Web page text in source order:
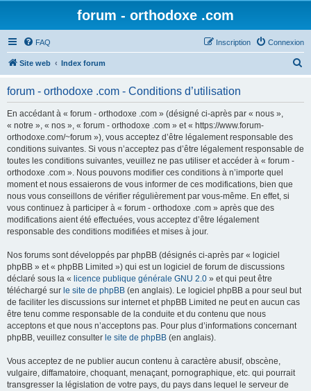
forum - orthodoxe .com
FAQ Connexion
Inscription
Site web Index forum
forum - orthodoxe .com - Conditions d’utilisation
En accédant à « forum - orthodoxe .com » (désigné ci-après par « nous »,
« notre », « nos », « forum - orthodoxe .com » et « https://www.forum-
orthodoxe.com/~forum »), vous acceptez d’être légalement responsable des
conditions suivantes. Si vous n’acceptez pas d’être légalement responsable de
toutes les conditions suivantes, veuillez ne pas utiliser et accéder à « forum -
orthodoxe .com ». Nous pouvons modifier ces conditions à n’importe quel
moment et nous essaierons de vous informer de ces modifications, bien que
nous vous conseillons de vérifier régulièrement par vous-même. En effet, si
vous continuez à participer à « forum - orthodoxe .com » après que des
modifications aient été effectuées, vous acceptez d’être légalement
responsable des conditions modifiées et mises à jour.
Nos forums sont développés par phpBB (désignés ci-après par « logiciel
phpBB » et « phpBB Limited ») qui est un logiciel de forum de discussions
déclaré sous la « licence publique générale GNU 2.0 » et qui peut être
téléchargé sur le site de phpBB (en anglais). Le logiciel phpBB a pour seul but
de faciliter les discussions sur internet et phpBB Limited ne peut en aucun cas
être tenu comme responsable de la conduite et du contenu que nous
acceptons et que nous n’acceptons pas. Pour plus d’informations concernant
phpBB, veuillez consulter le site de phpBB (en anglais).
Vous acceptez de ne publier aucun contenu à caractère abusif, obscène,
vulgaire, diffamatoire, choquant, menaçant, pornographique, etc. qui pourrait
transgresser la législation de votre pays, du pays dans lequel le serveur de